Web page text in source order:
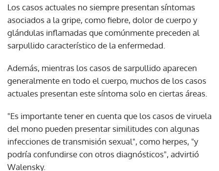
Los casos actuales no siempre presentan síntomas
asociados a la gripe, como fiebre, dolor de cuerpo y
glándulas inflamadas que comúnmente preceden al
sarpullido característico de la enfermedad.
Además, mientras los casos de sarpullido aparecen
generalmente en todo el cuerpo, muchos de los casos
actuales presentan este síntoma solo en ciertas áreas.
"Es importante tener en cuenta que los casos de viruela
del mono pueden presentar similitudes con algunas
infecciones de transmisión sexual", como herpes, "y
podría confundirse con otros diagnósticos", advirtió
Walensky.